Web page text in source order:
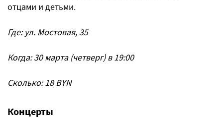
отцами и детьми.
Где: ул. Мостовая, 35
Когда: 30 марта (четверг) в 19:00
Сколько: 18 BYN
Концерты